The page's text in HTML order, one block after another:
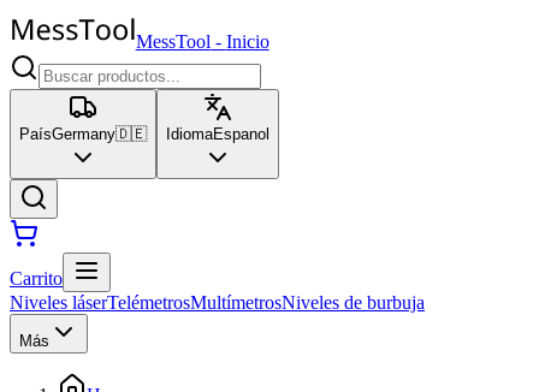
MessTool - Inicio
PaísGermany🇩🇪 IdiomaEspanol
Carrito
Niveles láserTelémetrosMultímetrosNiveles de burbuja
Más